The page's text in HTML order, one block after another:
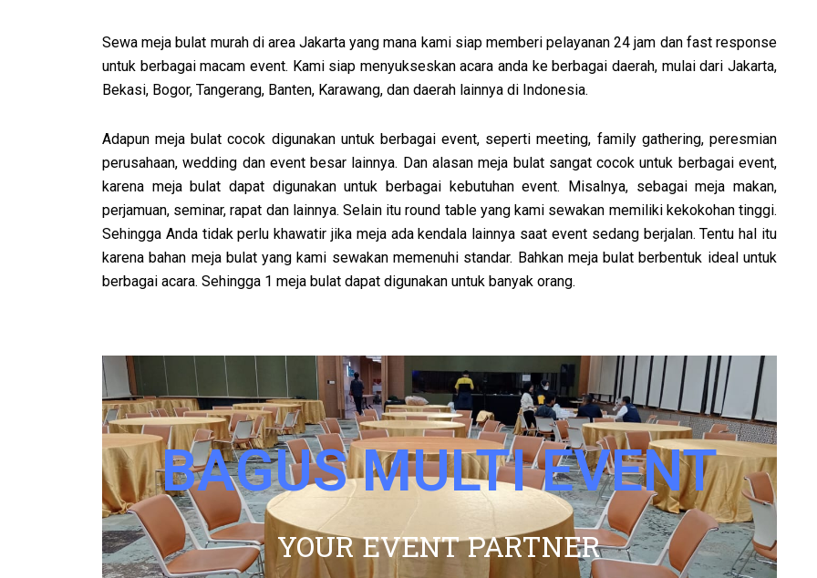
Sewa meja bulat murah di area Jakarta yang mana kami siap memberi pelayanan 24 jam dan fast response
untuk berbagai macam event. Kami siap menyukseskan acara anda ke berbagai daerah, mulai dari Jakarta,
Bekasi, Bogor, Tangerang, Banten, Karawang, dan daerah lainnya di Indonesia.
Adapun meja bulat cocok digunakan untuk berbagai event, seperti meeting, family gathering, peresmian
perusahaan, wedding dan event besar lainnya. Dan alasan meja bulat sangat cocok untuk berbagai event,
karena meja bulat dapat digunakan untuk berbagai kebutuhan event. Misalnya, sebagai meja makan,
perjamuan, seminar, rapat dan lainnya. Selain itu round table yang kami sewakan memiliki kekokohan tinggi.
Sehingga Anda tidak perlu khawatir jika meja ada kendala lainnya saat event sedang berjalan. Tentu hal itu
karena bahan meja bulat yang kami sewakan memenuhi standar. Bahkan meja bulat berbentuk ideal untuk
berbagai acara. Sehingga 1 meja bulat dapat digunakan untuk banyak orang.
BAGUS MULTI EVENT
YOUR EVENT PARTNER